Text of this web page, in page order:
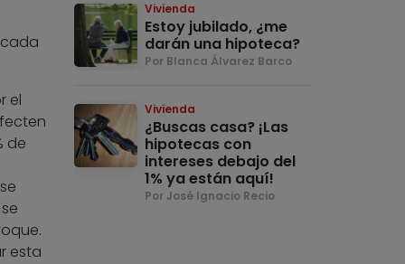
el
de
esta
Vivienda
Estoy jubilado, ¿me
darán una hipoteca?
Por Blanca Álvarez Barco
Vivienda
¿Buscas casa? ¡Las
hipotecas con
intereses debajo del
1% ya están aquí!
Por José Ignacio Recio